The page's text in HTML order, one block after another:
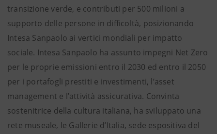
transizione verde, e contributi per 500 milioni a
supporto delle persone in difficoltà, posizionando
Intesa Sanpaolo ai vertici mondiali per impatto
sociale. Intesa Sanpaolo ha assunto impegni Net Zero
per le proprie emissioni entro il 2030 ed entro il 2050
per i portafogli prestiti e investimenti, l’asset
management e l’attività assicurativa. Convinta
sostenitrice della cultura italiana, ha sviluppato una
rete museale, le Gallerie d’Italia, sede espositiva del